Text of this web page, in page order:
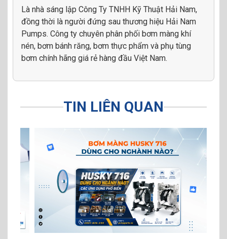
Là nhà sáng lập Công Ty TNHH Kỹ Thuật Hải Nam,
đồng thời là người đứng sau thương hiệu Hải Nam
Pumps. Công ty chuyên phân phối bơm màng khí
nén, bơm bánh răng, bơm thực phẩm và phụ tùng
bơm chính hãng giá rẻ hàng đầu Việt Nam.
TIN LIÊN QUAN